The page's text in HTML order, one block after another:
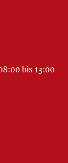
bis 13:00